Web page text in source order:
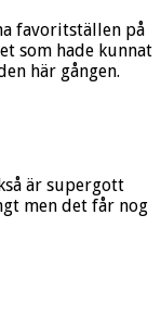
favoritställen på
som hade kunnat
här gången.
är supergott
men det får nog